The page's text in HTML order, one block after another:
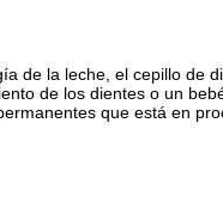
de la leche, el cepillo de
de los dientes o un
que está en